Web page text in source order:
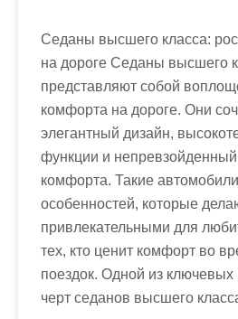
Седаны высшего класса:
на дороге Седаны высшего
представляют собой
комфорта на дороге. Они
элегантный дизайн,
функции и
комфорта. Такие
особенностей, которые
привлекательными для
тех, кто ценит комфорт во
поездок. Одной из ключевых
черт седанов высшего